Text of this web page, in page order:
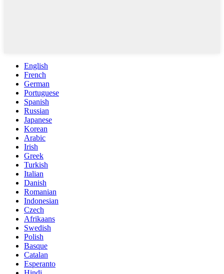
English
French
German
Portuguese
Spanish
Russian
Japanese
Korean
Arabic
Irish
Greek
Turkish
Italian
Danish
Romanian
Indonesian
Czech
Afrikaans
Swedish
Polish
Basque
Catalan
Esperanto